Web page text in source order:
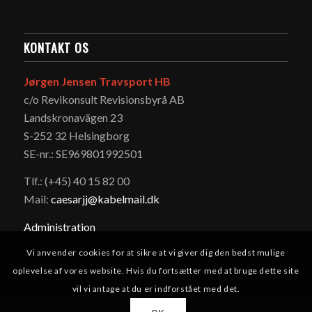
KONTAKT OS
Jørgen Jensen Travsport HB
c/o Revikonsult Revisionsbyrå AB
Landskronavägen 23
S-252 32 Helsingborg
SE-nr.: SE969801992501
Tlf.: (+45) 40 15 82 00
Mail: caesarjj@kabelmail.dk
Administration
Vi anvender cookies for at sikre at vi giver dig den bedst mulige
oplevelse af vores website. Hvis du fortsætter med at bruge dette site
vil vi antage at du er indforstået med det.